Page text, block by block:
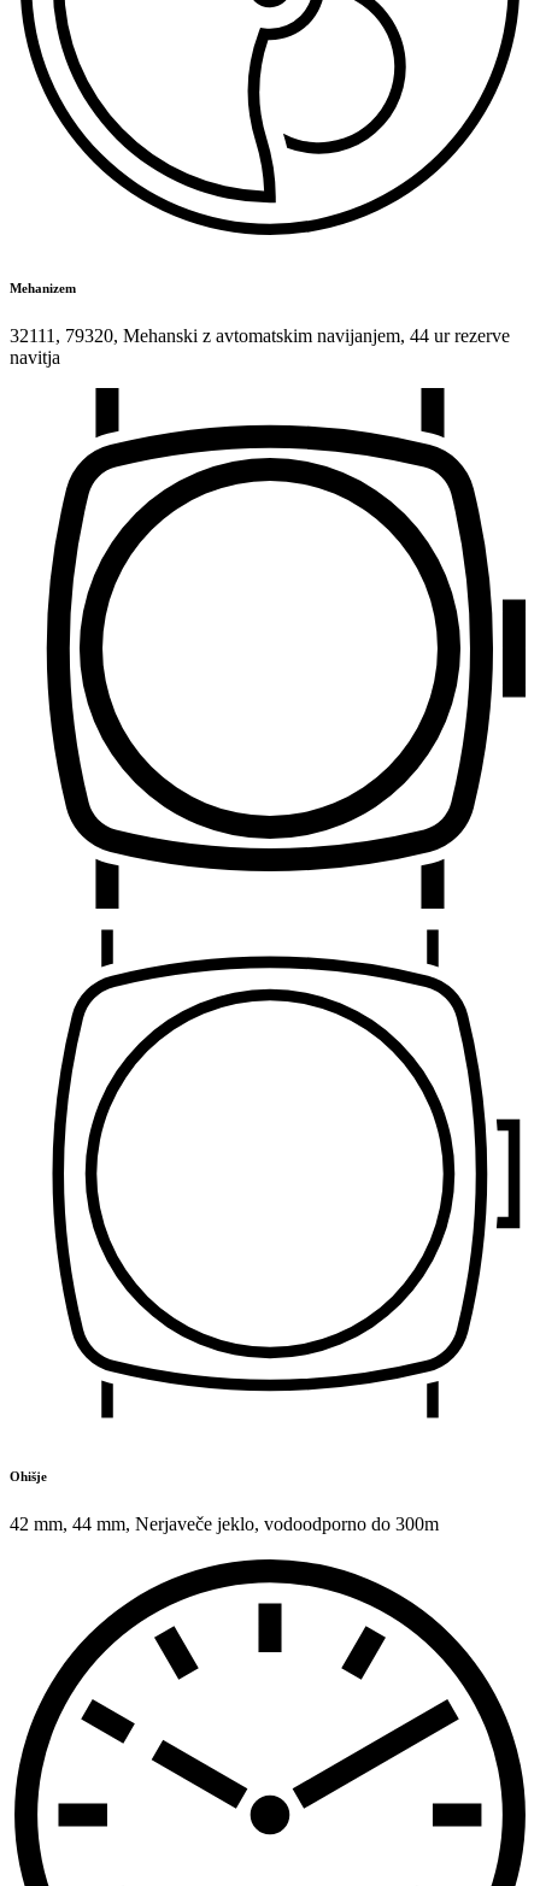
Mehanizem
32111 , 79320, Mehanski z avtomatskim navijanjem, 44 ur rezerve
navitja
Ohišje
42 mm, 44 mm, Nerjaveče jeklo, vodoodporno do 300m